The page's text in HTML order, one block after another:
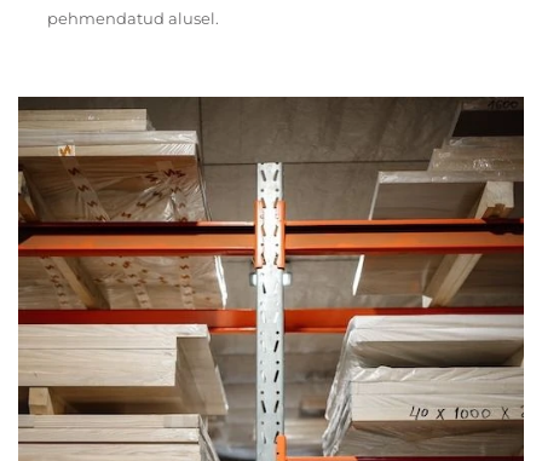
pehmendatud alusel.